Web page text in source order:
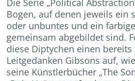
Die Serie „Political
Bogen, auf denen jeweils ein
oder unbuntes und ein
gemeinsam abgebildet sind.
diese Diptychen einen
Leitgedanken Gibsons auf,
seine Künstlerbücher „The